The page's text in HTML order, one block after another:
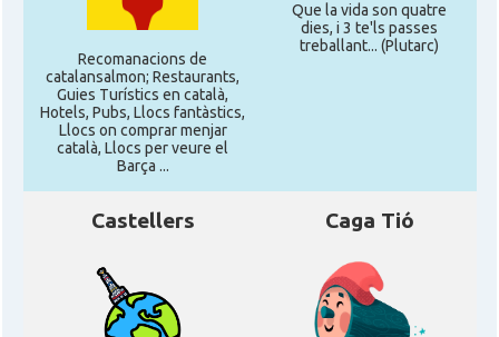
Recomanacions de
catalansalmon; Restaurants,
Guies Turístics en català,
Hotels, Pubs, Llocs fantàstics,
Llocs on comprar menjar
català, Llocs per veure el
Barça ...
Que la vida son quatre
dies, i 3 te'ls passes
treballant... (Plutarc)
Castellers Caga Tió